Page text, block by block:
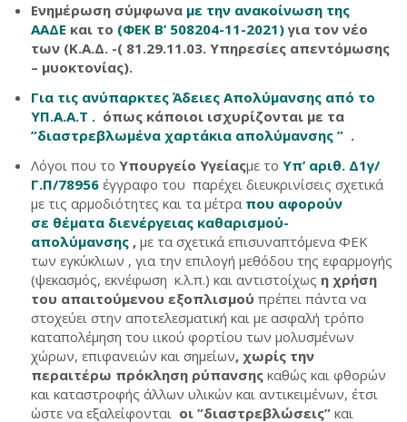
Ενημέρωση σύμφωνα με την ανακοίνωση της
ΑΑΔΕ και το (ΦΕΚ Β’ 508204-11-2021)για τον νέο
των (Κ.Α.Δ. -( 81.29.11.03. Υπηρεσίες απεντόμωσης
– μυοκτονίας).
Για τις ανύπαρκτες Άδειες Απολύμανσης από το
ΥΠ.Α.Α.Τ . όπως κάποιοι ισχυρίζονται με τα
”διαστρεβλωμένα χαρτάκια απολύμανσης ” .
Λόγοι που το Υπουργείο Υγείαςμε το Υπ’ αριθ. Δ1γ/
Γ.Π/78956 έγγραφο του παρέχει διευκρινίσεις σχετικά
με τις αρμοδιότητες και τα μέτρα που αφορούν
σε θέματα διενέργειας καθαρισμού-
απολύμανσης , με τα σχετικά επισυναπτόμενα ΦΕΚ
των εγκύκλιων , για την επιλογή μεθόδου της εφαρμογής
(ψεκασμός, εκνέφωση κ.λ.π.) και αντιστοίχως η χρήση
του απαιτούμενου εξοπλισμού πρέπει πάντα να
στοχεύει στην αποτελεσματική και με ασφαλή τρόπο
καταπολέμηση του ιικού φορτίου των μολυσμένων
χώρων, επιφανειών και σημείων, χωρίς την
περαιτέρω πρόκληση ρύπανσης καθώς και φθορών
και καταστροφής άλλων υλικών και αντικειμένων, έτσι
ώστε να εξαλείφονται οι ”διαστρεβλώσεις” και